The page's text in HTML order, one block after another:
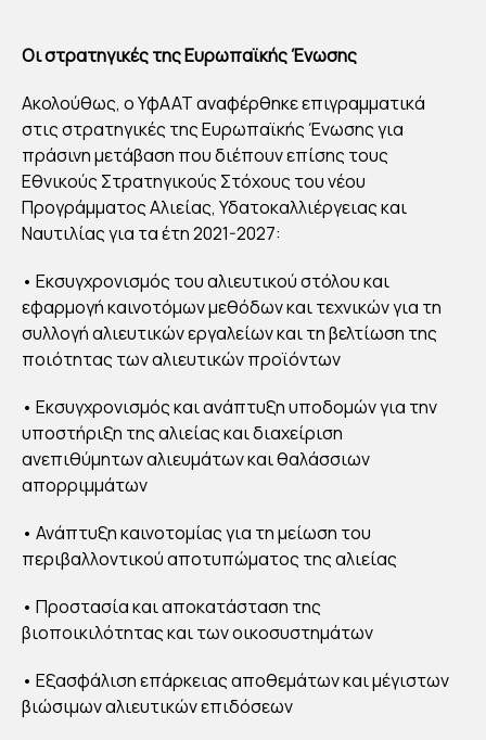
Οι στρατηγικές της Ευρωπαϊκής Ένωσης
Ακολούθως, ο ΥφΑΑΤ αναφέρθηκε επιγραμματικά
στις στρατηγικές της Ευρωπαϊκής Ένωσης για
πράσινη μετάβαση που διέπουν επίσης τους
Εθνικούς Στρατηγικούς Στόχους του νέου
Προγράμματος Αλιείας, Υδατοκαλλιέργειας και
Ναυτιλίας για τα έτη 2021-2027:
• Εκσυγχρονισμός του αλιευτικού στόλου και
εφαρμογή καινοτόμων μεθόδων και τεχνικών για τη
συλλογή αλιευτικών εργαλείων και τη βελτίωση της
ποιότητας των αλιευτικών προϊόντων
• Εκσυγχρονισμός και ανάπτυξη υποδομών για την
υποστήριξη της αλιείας και διαχείριση
ανεπιθύμητων αλιευμάτων και θαλάσσιων
απορριμμάτων
• Ανάπτυξη καινοτομίας για τη μείωση του
περιβαλλοντικού αποτυπώματος της αλιείας
• Προστασία και αποκατάσταση της
βιοποικιλότητας και των οικοσυστημάτων
• Εξασφάλιση επάρκειας αποθεμάτων και μέγιστων
βιώσιμων αλιευτικών επιδόσεων